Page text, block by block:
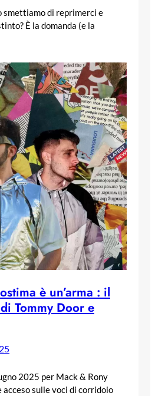
smettiamo di reprimerci e
È la domanda (e la
è un’arma : il
Tommy Door e
2025 per Mack & Rony
sulle voci di corridoio